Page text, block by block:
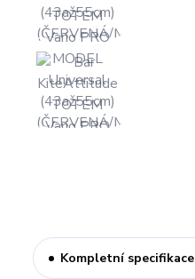
Kompletní specifikace